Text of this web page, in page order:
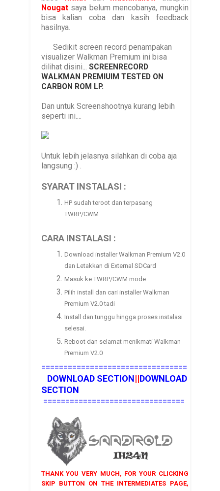
Nougatsaya belum mencobanya, mungkin
bisa kalian coba dan kasih feedback
hasilnya.
Sedikit screen record penampakan
visualizer Walkman Premium ini bisa
dilihat disini... SCREENRECORD
WALKMAN PREMIUIM TESTED ON
CARBON ROM LP.
Dan untuk Screenshootnya kurang lebih
seperti ini....
Untuk lebih jelasnya silahkan di coba aja
langsung :) .
SYARAT INSTALASI :
HP sudah teroot dan terpasang
TWRP/CWM
CARA INSTALASI :
Download installer Walkman Premium V2.0
dan Letakkan di External SDCard
Masuk ke TWRP/CWM mode
Pilih install dan cari installer Walkman
Premium V2.0 tadi
Install dan tunggu hingga proses instalasi
selesai.
Reboot dan selamat menikmati Walkman
Premium V2.0
=================================
DOWNLOAD SECTION||DOWNLOAD
SECTION
================================
THANK YOU VERY MUCH, FOR YOUR CLICKING
SKIP BUTTON ON THE INTERMEDIATES PAGE,